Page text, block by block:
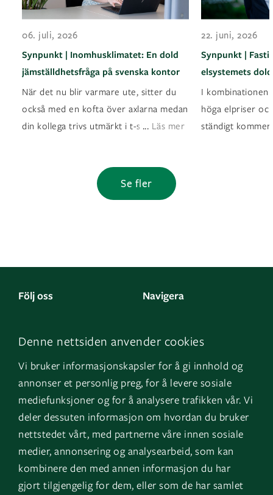
Denne nettsiden anvender cookies
Vi bruker informasjonskapsler for å gi innhold og
annonser et personlig preg, for å levere sosiale
mediefunksjoner og for å analysere trafikken vår. Vi
deler dessuten informasjon om hvordan du bruker
nettstedet vårt, med partnerne våre innen sosiale
medier, annonsering og analysearbeid, som kan
kombinere den med annen informasjon du har
gjort tilgjengelig for dem, eller som de har samlet
06. juli, 2026
Synpunkt | Inomhusklimatet: En dold
jämställdhetsfråga på svenska kontor
När det nu blir varmare ute, sitter du
också med en kofta över axlarna medan
din kollega trivs utmärkt i t-shirt? Det ä
... Läs mer
22. juni, 2026
Synpunkt |
elsystemets
I kombinationen
höga elpriser
ständigt
Se fler
Följ oss
LinkedIn
Instagram
YouTube
Navigera
Om oss
GK Norge
GK Danmark
Genvägar
Fakturauppgifter
Logga in
EOS